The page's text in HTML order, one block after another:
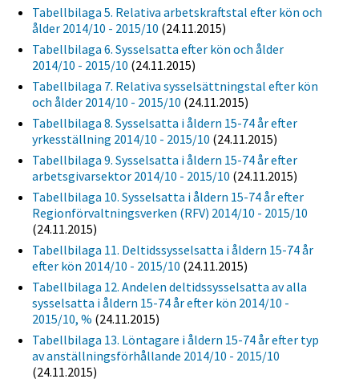
Tabellbilaga 5. Relativa arbetskraftstal efter kön och
ålder 2014/10 - 2015/10 (24.11.2015)
Tabellbilaga 6. Sysselsatta efter kön och ålder
2014/10 - 2015/10 (24.11.2015)
Tabellbilaga 7. Relativa sysselsättningstal efter kön
och ålder 2014/10 - 2015/10 (24.11.2015)
Tabellbilaga 8. Sysselsatta i åldern 15-74 år efter
yrkesställning 2014/10 - 2015/10 (24.11.2015)
Tabellbilaga 9. Sysselsatta i åldern 15-74 år efter
arbetsgivarsektor 2014/10 - 2015/10 (24.11.2015)
Tabellbilaga 10. Sysselsatta i åldern 15-74 år efter
Regionförvaltningsverken (RFV) 2014/10 - 2015/10
(24.11.2015)
Tabellbilaga 11. Deltidssysselsatta i åldern 15-74 år
efter kön 2014/10 - 2015/10 (24.11.2015)
Tabellbilaga 12. Andelen deltidssysselsatta av alla
sysselsatta i åldern 15-74 år efter kön 2014/10 -
2015/10, % (24.11.2015)
Tabellbilaga 13. Löntagare i åldern 15-74 år efter typ
av anställningsförhållande 2014/10 - 2015/10
(24.11.2015)